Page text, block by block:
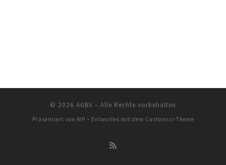
© 2026 AGBV – Alle Rechte vorbehalten
Präsentiert von WP – Entworfen mit dem Customizr-Theme